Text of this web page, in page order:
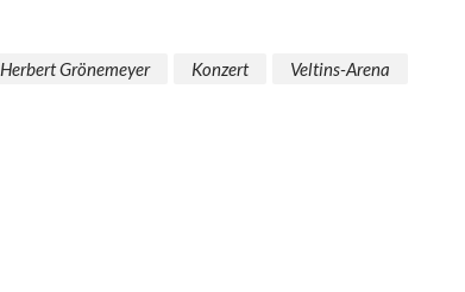
Herbert Grönemeyer Konzert Veltins-Arena